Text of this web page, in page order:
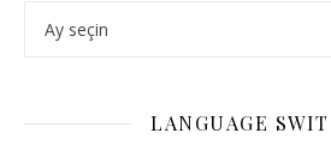
LANGUAGE